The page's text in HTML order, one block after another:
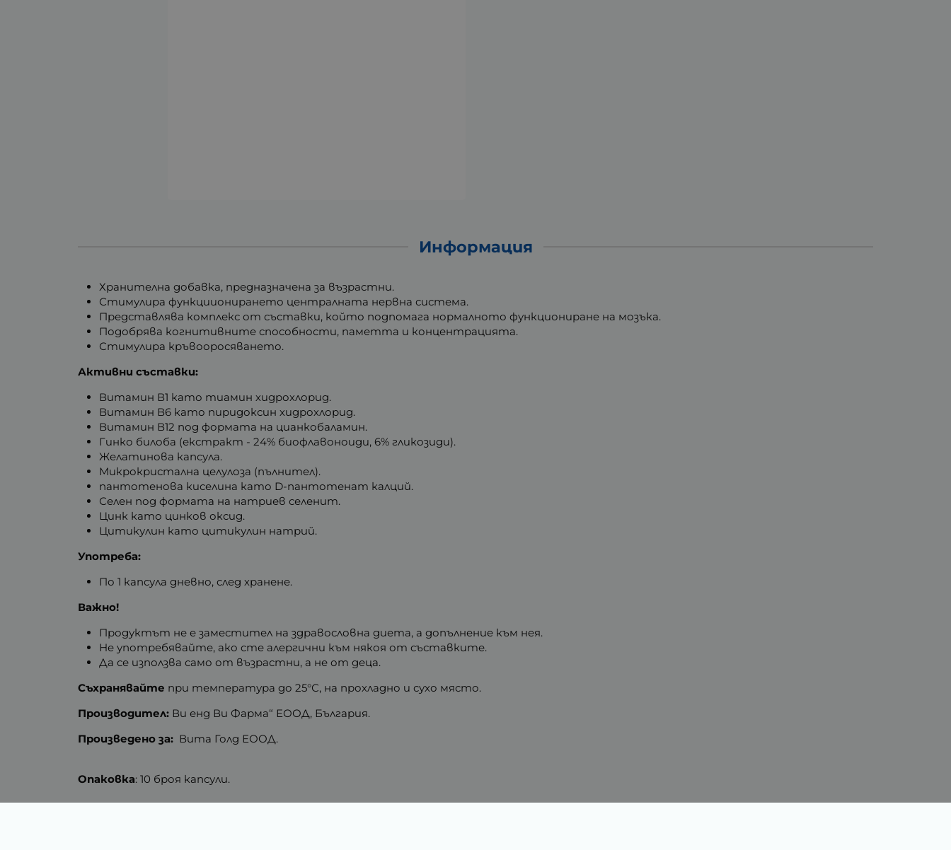
Информация
Хранителна добавка, предназначена за възрастни.
Стимулира функциионирането централната нервна система.
Представлява комплекс от съставки, който подпомага нормалното функциониране на мозъка.
Подобрява когнитивните способности, паметта и концентрацията.
Стимулира кръвооросяването.
Активни съставки:
Витамин В1 като тиамин хидрохлорид.
Витамин В6 като пиридоксин хидрохлорид.
Витамин В12 под формата на цианкобаламин.
Гинко билоба (екстракт - 24% биофлавоноиди, 6% гликозиди).
Желатинова капсула.
Микрокристална целулоза (пълнител).
пантотенова киселина като D-пантотенат калций.
Селен под формата на натриев селенит.
Цинк като цинков оксид.
Цитикулин като цитикулин натрий.
Употреба:
По 1 капсула дневно, след хранене.
Важно!
Продуктът не е заместител на здравословна диета, а допълнение към нея.
Не употребявайте, ако сте алергични към някоя от съставките.
Да се използва само от възрастни, а не от деца.
Съхранявайте при температура до 25°С, на прохладно и сухо място.
Производител: Ви енд Ви Фарма“ ЕООД, България.
Произведено за: Вита Голд ЕООД.
Опаковка: 10 броя капсули.